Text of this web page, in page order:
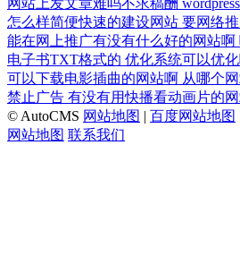
怎么样简便快速的建设网站 要网络
能在网上推广有没有什么好的网站啊
电子书TXT格式的 优化系统可以优
可以下载电影插曲的网站啊 从哪个
禁止广告 有没有用快播看动画片的
© AutoCMS 网站地图 | 百度网站地图
网站地图 联系我们